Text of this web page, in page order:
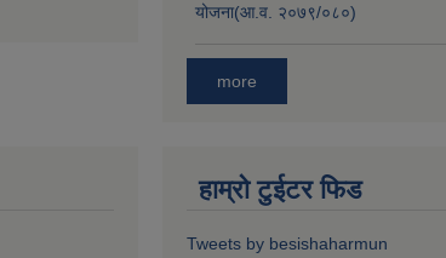
योजना(आ.व. २०७९/०८०)
more
हाम्रो टुईटर फिड
Tweets by besishaharmun